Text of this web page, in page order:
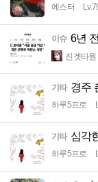
에스터
이슈 6년
진겟타원
기타 경주
하루5프로
기타 심각
하루5프로